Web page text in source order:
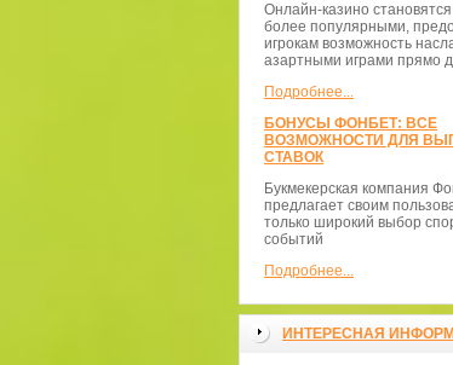
Онлайн-казино становятся
более популярными,
игрокам возможность
азартными играми прямо
Подробнее...
БОНУСЫ ФОНБЕТ: ВСЕ
ВОЗМОЖНОСТИ ДЛЯ
СТАВОК
Букмекерская компания
предлагает своим
только широкий выбор
событий
Подробнее...
ИНТЕРЕСНАЯ